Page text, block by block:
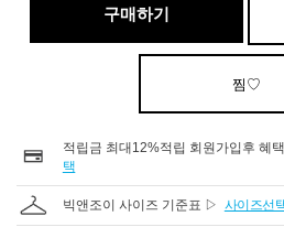
구매하기
찜♡
적립금 최대12%적립 회원가입후 혜
택
빅앤조이 사이즈 기준표 ▷ 사이즈선